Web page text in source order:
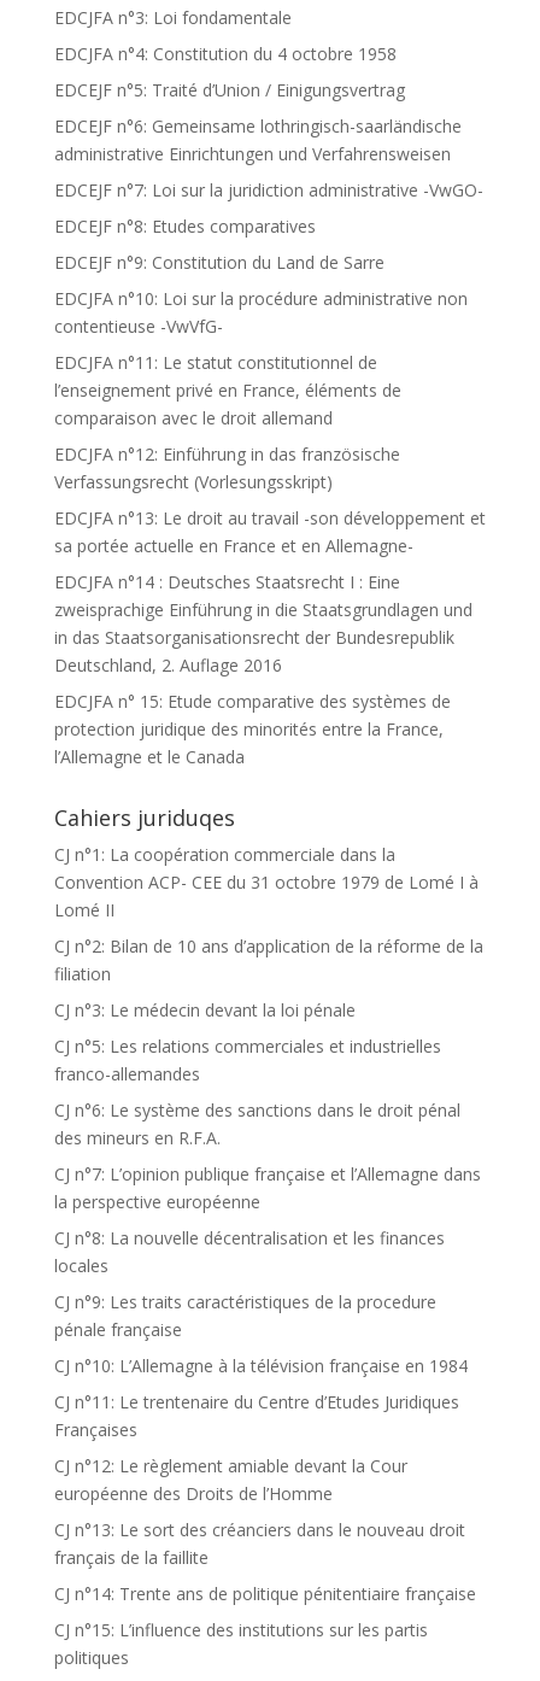
EDCJFA n°3: Loi fondamentale
EDCJFA n°4: Constitution du 4 octobre 1958
EDCEJF n°5: Traité d’Union / Einigungsvertrag
EDCEJF n°6: Gemeinsame lothringisch-saarländische
administrative Einrichtungen und Verfahrensweisen
EDCEJF n°7: Loi sur la juridiction administrative -VwGO-
EDCEJF n°8: Etudes comparatives
EDCEJF n°9: Constitution du Land de Sarre
EDCJFA n°10: Loi sur la procédure administrative non
contentieuse -VwVfG-
EDCJFA n°11: Le statut constitutionnel de
l’enseignement privé en France, éléments de
comparaison avec le droit allemand
EDCJFA n°12: Einführung in das französische
Verfassungsrecht (Vorlesungsskript)
EDCJFA n°13: Le droit au travail -son développement et
sa portée actuelle en France et en Allemagne-
EDCJFA n°14 : Deutsches Staatsrecht I : Eine
zweisprachige Einführung in die Staatsgrundlagen und
in das Staatsorganisationsrecht der Bundesrepublik
Deutschland, 2. Auflage 2016
EDCJFA n° 15: Etude comparative des systèmes de
protection juridique des minorités entre la France,
l’Allemagne et le Canada
Cahiers juriduqes
CJ n°1: La coopération commerciale dans la
Convention ACP- CEE du 31 octobre 1979 de Lomé I à
Lomé II
CJ n°2: Bilan de 10 ans d’application de la réforme de la
filiation
CJ n°3: Le médecin devant la loi pénale
CJ n°5: Les relations commerciales et industrielles
franco-allemandes
CJ n°6: Le système des sanctions dans le droit pénal
des mineurs en R.F.A.
CJ n°7: L’opinion publique française et l’Allemagne dans
la perspective européenne
CJ n°8: La nouvelle décentralisation et les finances
locales
CJ n°9: Les traits caractéristiques de la procedure
pénale française
CJ n°10: L’Allemagne à la télévision française en 1984
CJ n°11: Le trentenaire du Centre d’Etudes Juridiques
Françaises
CJ n°12: Le règlement amiable devant la Cour
européenne des Droits de l’Homme
CJ n°13: Le sort des créanciers dans le nouveau droit
français de la faillite
CJ n°14: Trente ans de politique pénitentiaire française
CJ n°15: L’influence des institutions sur les partis
politiques